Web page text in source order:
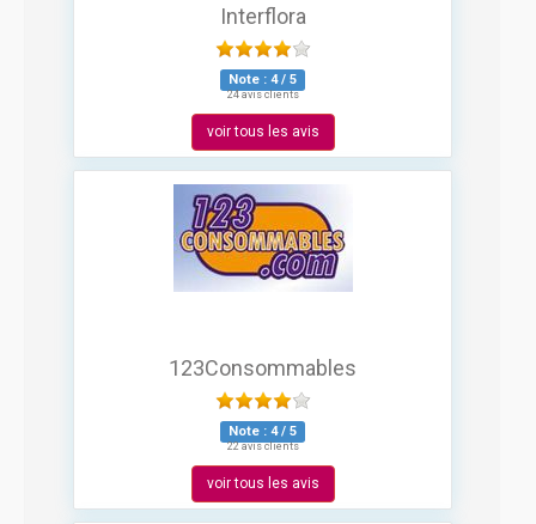
Interflora
Note : 4/ 5
24 avis clients
voir tous les avis
123Consommables
Note : 4/ 5
22 avis clients
voir tous les avis